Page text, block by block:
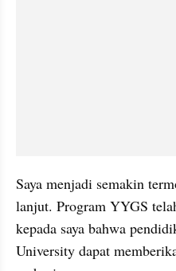
Saya menjadi semakin
lanjut. Program YYGS
kepada saya bahwa
University dapat